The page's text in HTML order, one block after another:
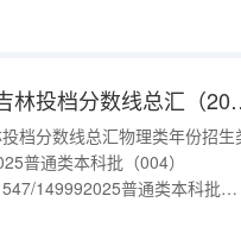
本科批（304）608/83742025
2025年高考西安
档分数线总汇物理类年份招生
普通类本科批（004）
149992025普通类本科批
历史类年份招生类别